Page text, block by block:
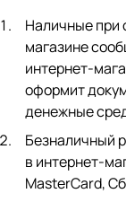
Наличные при
магазине
интернет-
оформит
денежные
Безналичный
в интернет-
MasterCard,